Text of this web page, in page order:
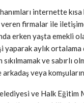
internette
firmalar ile
erken yaşta
yaparak aylık
ve sabırlı
arkadaş veya
ve Halk